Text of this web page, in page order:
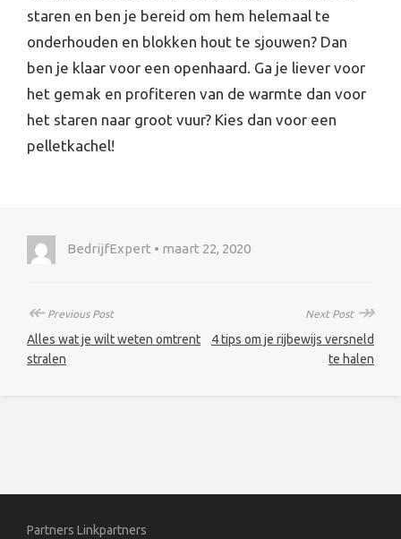
staren en ben je bereid om hem helemaal te
onderhouden en blokken hout te sjouwen? Dan
ben je klaar voor een openhaard. Ga je liever voor
het gemak en profiteren van de warmte dan voor
het staren naar groot vuur? Kies dan voor een
pelletkachel!
BedrijfExpert • maart 22, 2020
↞Previous Post
Alles wat je wilt weten omtrent
stralen
Next Post ↠
4 tips om je rijbewijs versneld
te halen
Partners Linkpartners